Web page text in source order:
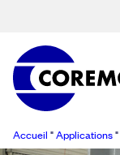
Accueil "Applications"